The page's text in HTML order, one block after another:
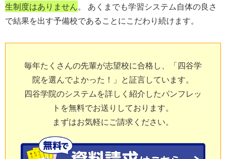
生制度はありません。 あくまでも学習システム自体の良さ
で結果を出す予備校であることにこだわり続けます。
毎年たくさんの先輩が志望校に合格し、「四谷学
院を選んでよかった！」と証言しています。
四谷学院のシステムを詳しく紹介したパンフレッ
トを無料でお送りしております。
まずはお気軽にご請求ください。